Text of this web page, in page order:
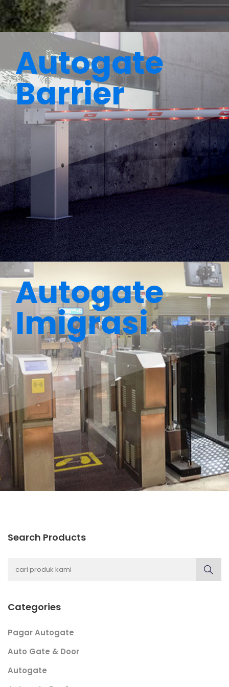
Autogate
Barrier
Autogate
Imigrasi
Search Products
Categories
Pagar Autogate
Auto Gate & Door
Autogate